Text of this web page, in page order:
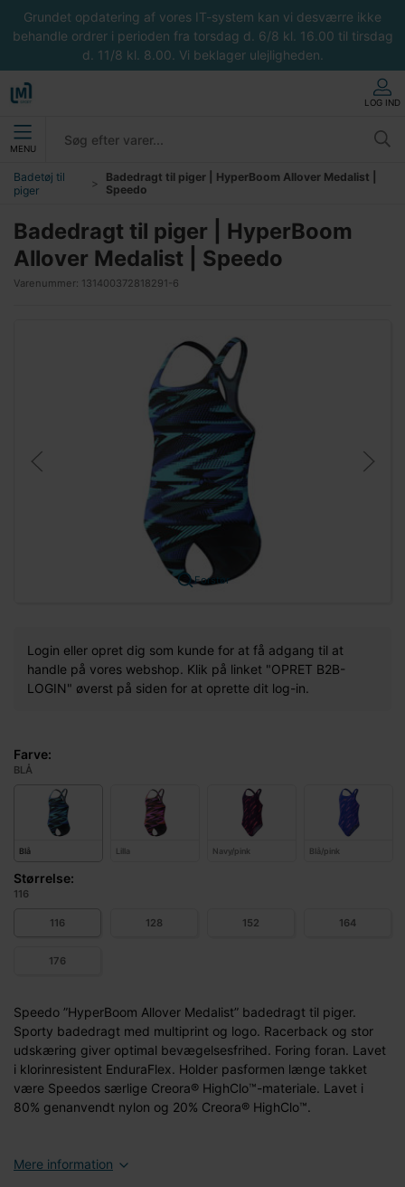
Grundet opdatering af vores IT-system kan vi desværre ikke
behandle ordrer i perioden fra torsdag d. 6/8 kl. 16.00 til tirsdag
d. 11/8 kl. 8.00. Vi beklager ulejligheden.
LOG IND
MENU
Badetøj til
piger
Badedragt til piger | HyperBoom Allover Medalist |
Speedo
Badedragt til piger | HyperBoom
Allover Medalist | Speedo
Varenummer: 131400372818291-6
Forstør
Login eller opret dig som kunde for at få adgang til at
handle på vores webshop. Klik på linket "OPRET B2B-
LOGIN" øverst på siden for at oprette dit log-in.
Farve:
BLÅ
Blå Lilla Navy/pink Blå/pink
Størrelse:
116
116 128 152 164
176
Speedo ”HyperBoom Allover Medalist” badedragt til piger.
Sporty badedragt med multiprint og logo. Racerback og stor
udskæring giver optimal bevægelsesfrihed. Foring foran. Lavet
i klorinresistent EnduraFlex. Holder pasformen længe takket
være Speedos særlige Creora® HighClo™-materiale. Lavet i
80% genanvendt nylon og 20% Creora® HighClo™.
Mere information